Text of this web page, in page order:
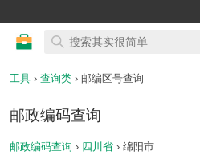
工具 › 查询类 › 邮编区号查询
邮政编码查询
邮政编码查询 › 四川省 › 绵阳市